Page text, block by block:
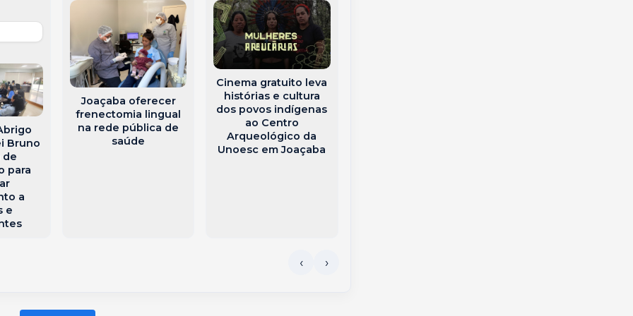
Bruno
de
para
a
e
Joaçaba oferecer
frenectomia lingual
na rede pública de
saúde
Cinema gratuito leva
histórias e cultura
dos povos indígenas
ao Centro
Arqueológico da
Unoesc em Joaçaba